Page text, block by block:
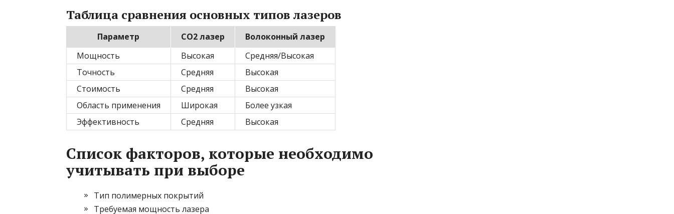
Таблица сравнения основных типов лазеров
Параметр CO2 лазер
Волоконный лазер
Мощность
Высокая
Средняя/Высокая
Точность
Средняя
Высокая
Стоимость
Средняя
Высокая
Область применения
Широкая
Более узкая
Эффективность
Средняя Высокая
Список факторов, которые необходимо
учитывать при выборе
Тип полимерных покрытий
Требуемая мощность лазера